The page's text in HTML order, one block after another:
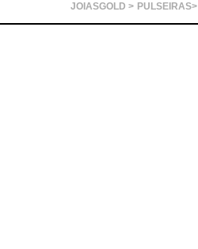
PULSEIRAS